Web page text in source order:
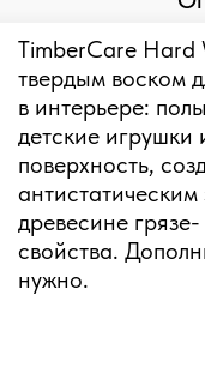
TimberCare Hard
твердым воском
в интерьере:
детские
поверхность,
древесине
свойства.
нужно.